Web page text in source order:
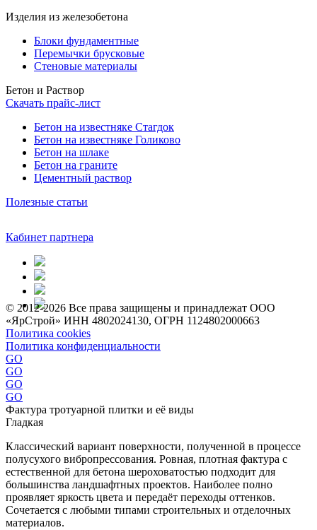
Изделия из железобетона
Блоки фундаментные
Перемычки брусковые
Стеновые материалы
Бетон и Раствор
Скачать прайс-лист
Бетон на известняке Стагдок
Бетон на известняке Голиково
Бетон на шлаке
Бетон на граните
Цементный раствор
Полезные статьи
Кабинет партнера
© 2012-2026 Все права защищены и принадлежат ООО
«ЯрСтрой» ИНН 4802024130, ОГРН 1124802000663
Политика cookies
Политика конфиденциальности
GO
GO
GO
GO
Фактура тротуарной плитки и её виды
Гладкая
Классический вариант поверхности, полученной в процессе
полусухого вибропрессования. Ровная, плотная фактура с
естественной для бетона шероховатостью подходит для
большинства ландшафтных проектов. Наиболее полно
проявляет яркость цвета и передаёт переходы оттенков.
Сочетается с любыми типами строительных и отделочных
материалов.